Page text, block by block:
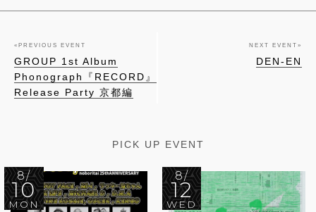
« PREVIOUS EVENT
GROUP 1st Album
Phonograph『RECORD』
Release Party 京都編
NEXT EVENT »
DEN-EN
PICK UP EVENT
8/
10
MON
8/
12
WED